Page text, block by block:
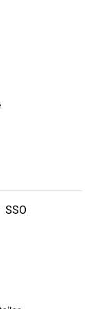
SSO